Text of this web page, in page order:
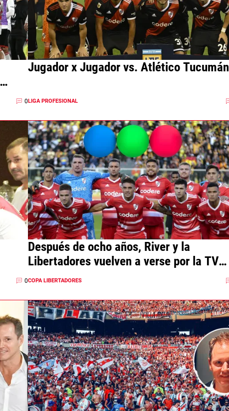
0
Jugador x Jugador vs. Atlético Tucumán
LIGA PROFESIONAL
0
Después de ocho años, River y la
Libertadores vuelven a verse por la TV
abierta
COPA LIBERTADORES